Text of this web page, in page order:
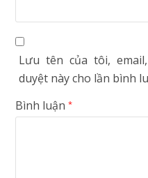
Lưu tên của tôi,
duyệt này cho lần bình
Bình luận*